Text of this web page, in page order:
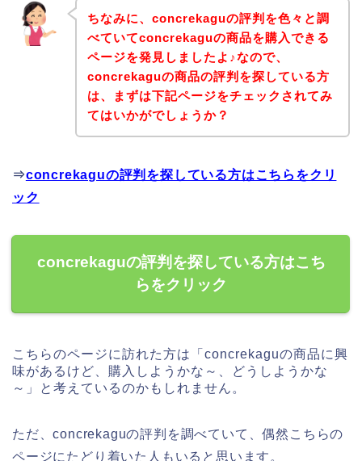
ちなみに、concrekaguの評判を色々と調
べていてconcrekaguの商品を購入できる
ページを発見しましたよ♪なので、
concrekaguの商品の評判を探している方
は、まずは下記ページをチェックされてみ
てはいかがでしょうか？
⇒concrekaguの評判を探している方はこちらをクリ
ック
concrekaguの評判を探している方はこち
らをクリック
こちらのページに訪れた方は「concrekaguの商品に興
味があるけど、購入しようかな～、どうしようかな
～」と考えているのかもしれません。
ただ、concrekaguの評判を調べていて、偶然こちらの
ページにたどり着いた人もいると思います。